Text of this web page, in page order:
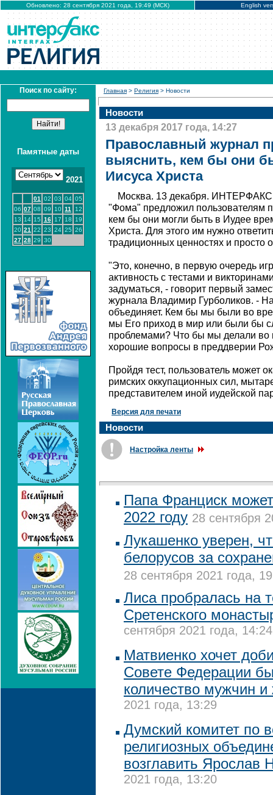
Обновлено: 28 сентября 2021 года, 19:49 (МСК) English
Поиск по сайту:
Памятные даты
2021
01 02 03 04 05
06 07 08 09 10 11
12
13 14 15 16 17 18
19
20 21 22 23 24 25 26
27 28 29 30
Главная > Религия > Новости
Новости
13 декабря 2017 года, 14:27
Православный журнал
выяснить, кем бы они
Иисуса Христа
Москва. 13 декабря.
"Фома" предложил пользователям
кем бы они могли быть в Иудее
Христа. Для этого им нужно
традиционных ценностях и
"Это, конечно, в первую очередь
активность с тестами и
задуматься, - говорит первый
журнала Владимир Гурболиков. -
объединяет. Кем бы мы были во
мы Его приход в мир или были бы
проблемами? Что бы мы делали во
хорошие вопросы в преддверии
Пройдя тест, пользователь может
римских оккупационных сил,
представителем иной иудейской
Версия для печати
Новости
Настройка ленты
Папа Франциск
2022 году 28 сентября
Лукашенко уверен,
белорусов за
28 сентября 2021 года,
Лиса пробралась на
Сретенского
сентября 2021 года, 14:24
Матвиенко хочет
Совете Федерации
количество мужчин
2021 года, 13:29
Думский комитет по
религиозных
возглавить Ярослав
2021 года, 13:20